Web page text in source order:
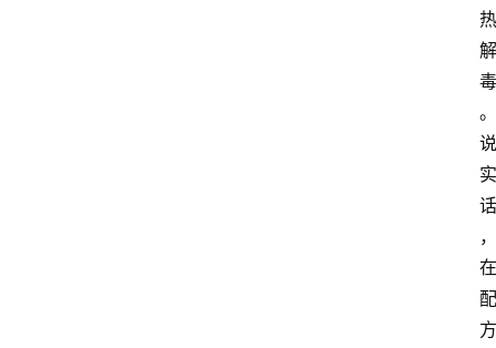
热
解
毒
。
说
实
话
，
在
配
方